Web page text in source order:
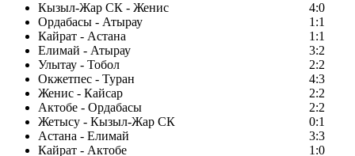
Кызыл-Жар СК - Женис
4:0
Ордабасы - Атырау
1:1
Кайрат - Астана
1:1
Елимай - Атырау
3:2
Улытау - Тобол
2:2
Окжетпес - Туран
4:3
Женис - Кайсар
2:2
Актобе - Ордабасы
2:2
Жетысу - Кызыл-Жар СК
0:1
Астана - Елимай
3:3
Кайрат - Актобе
1:0